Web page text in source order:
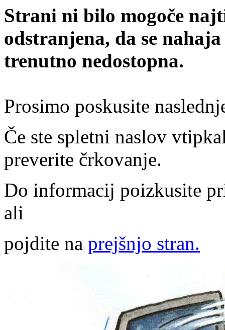
Strani ni bilo mogoče
odstranjena, da se
trenutno nedostopna.
Prosimo poskusite
Če ste spletni naslov
preverite črkovanje.
Do informacij poizkusite
ali
pojdite na prejšnjo stran.